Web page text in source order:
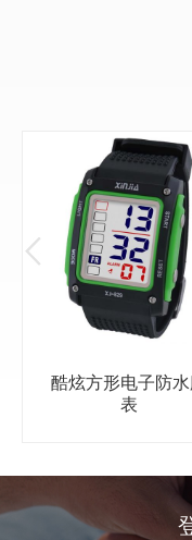
酷炫方形电子防
表